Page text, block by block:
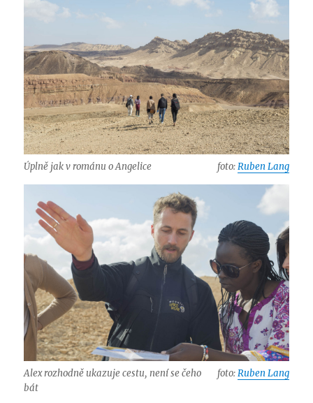
Úplně jak v románu o Angelice foto:Ruben Lang
Alex rozhodně ukazuje cestu, není se čeho
bát
foto:Ruben Lang